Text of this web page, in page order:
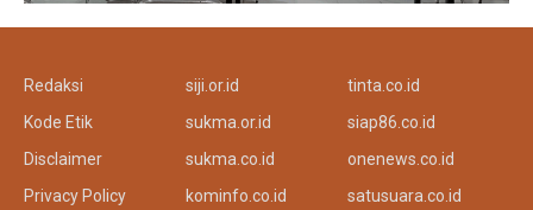
Redaksi
Kode Etik
Disclaimer
Privacy Policy
siji.or.id
sukma.or.id
sukma.co.id
kominfo.co.id
tinta.co.id
siap86.co.id
onenews.co.id
satusuara.co.id